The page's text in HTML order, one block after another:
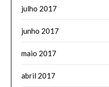
julho 2017
junho 2017
maio 2017
abril 2017